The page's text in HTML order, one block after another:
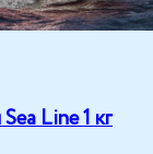
Line 1 кг